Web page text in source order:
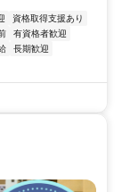
資格取得支援あり
有資格者歓迎
長期歓迎